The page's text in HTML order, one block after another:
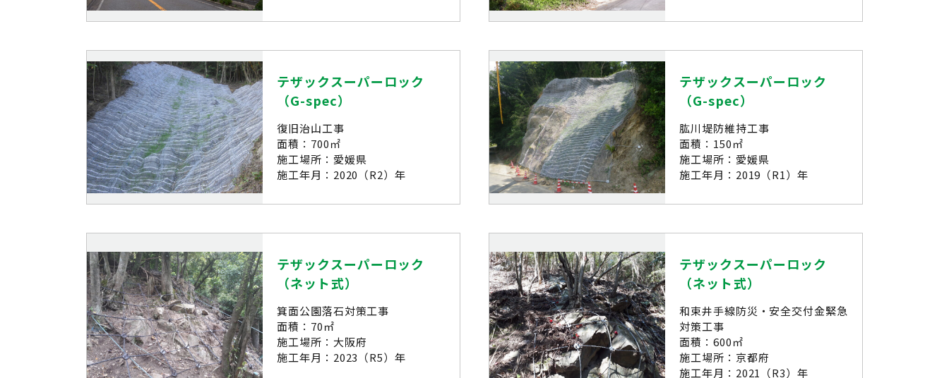
テザックスーパーロック
（G-spec）
復旧治山工事
面積：700㎡
施工場所：愛媛県
施工年月：2020（R2）年
テザックスーパーロック
（G-spec）
肱川堤防維持工事
面積：150㎡
施工場所：愛媛県
施工年月：2019（R1）年
テザックスーパーロック
（ネット式）
箕面公園落石対策工事
面積：70㎡
施工場所：大阪府
施工年月：2023（R5）年
テザックスーパーロック
（ネット式）
和束井手線防災・安全交付金緊急
対策工事
面積：600㎡
施工場所：京都府
施工年月：2021（R3）年